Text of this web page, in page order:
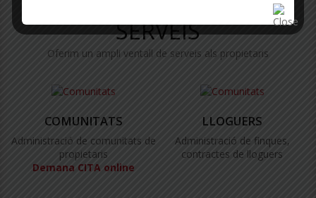
SERVEIS
Oferim un ampli ventall de serveis als propietaris
COMUNITATS
Administració de comunitats de
propietaris
Demana CITA online
LLOGUERS
Administració de finques,
contractes de lloguers